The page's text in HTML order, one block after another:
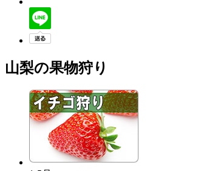
山梨の果物狩り